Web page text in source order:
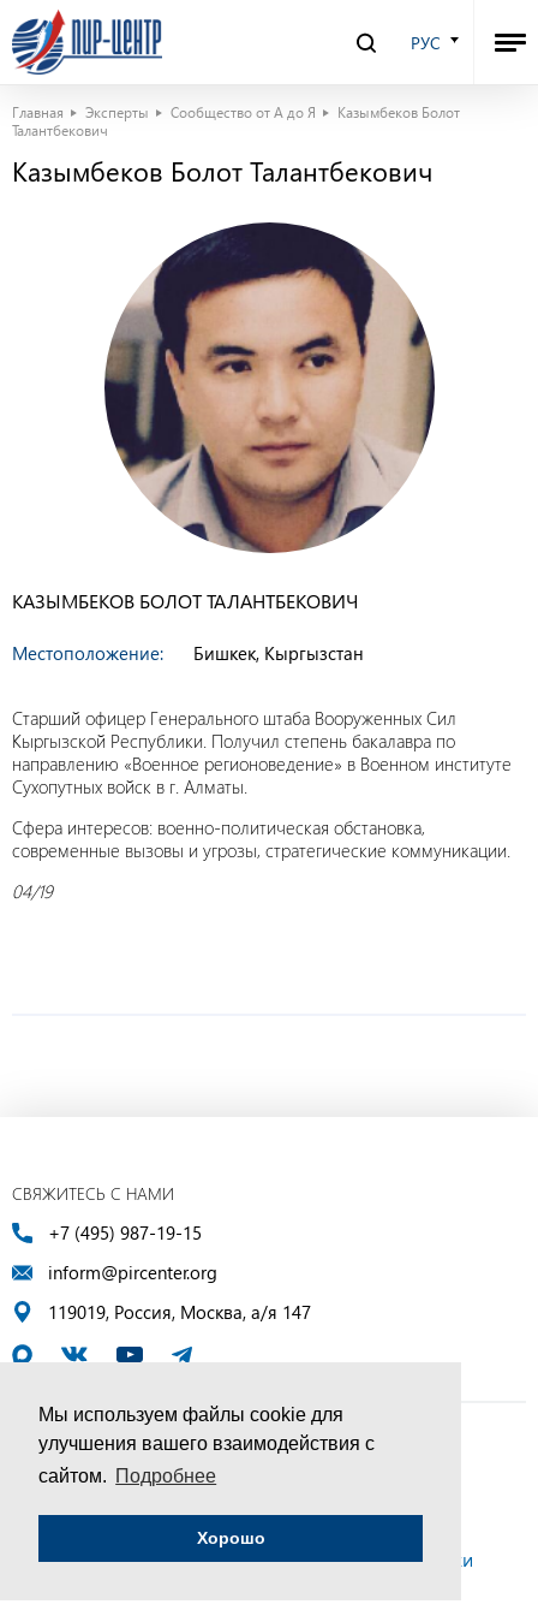
Мы используем файлы cookie для
улучшения вашего взаимодействия с
сайтом. Подробнее
Хорошо
РУС
Главная Эксперты Сообщество от А до Я
Казымбеков Болот
Талантбекович
Казымбеков Болот Талантбекович
КАЗЫМБЕКОВ БОЛОТ ТАЛАНТБЕКОВИЧ
Местоположение: Бишкек, Кыргызстан
Старший офицер Генерального штаба Вооруженных Сил
Кыргызской Республики. Получил степень бакалавра по
направлению «Военное регионоведение» в Военном институте
Сухопутных войск в г. Алматы.
Сфера интересов: военно-политическая обстановка,
современные вызовы и угрозы, стратегические коммуникации.
04/19
СВЯЖИТЕСЬ С НАМИ
+7 (495) 987-19-15
inform@pircenter.org
119019, Россия, Москва, а/я 147
© ПИР-Центр, 1994–2025 | Все права защищены
Соглашение об обработке персональных данных
Политика конфиденциальности и условия обработки